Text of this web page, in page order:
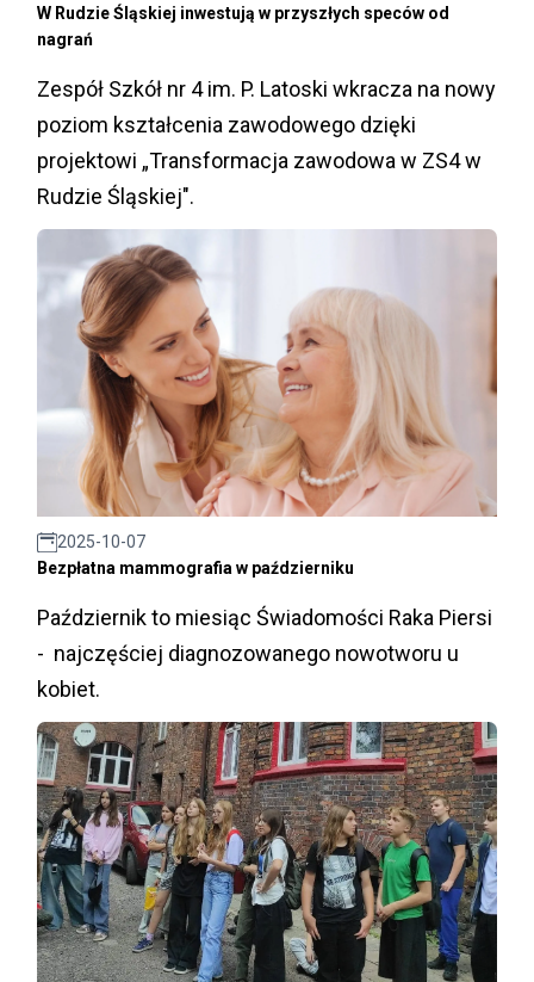
W Rudzie Śląskiej inwestują w przyszłych speców od
nagrań
Zespół Szkół nr 4 im. P. Latoski wkracza na nowy
poziom kształcenia zawodowego dzięki
projektowi „Transformacja zawodowa w ZS4 w
Rudzie Śląskiej".
2025-10-07
Bezpłatna mammografia w październiku
Październik to miesiąc Świadomości Raka Piersi
- najczęściej diagnozowanego nowotworu u
kobiet.